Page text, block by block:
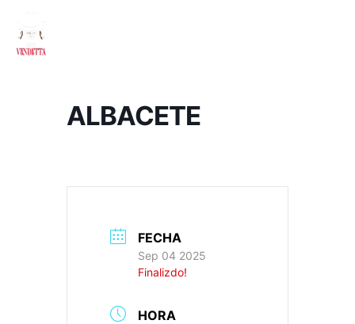
ALBACETE
FECHA
Sep 04 2025
Finalizdo!
HORA